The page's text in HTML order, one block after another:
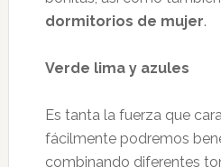
dormitorios de mujer.
Verde lima y azules
Es tanta la fuerza que
fácilmente podremos
combinando diferentes